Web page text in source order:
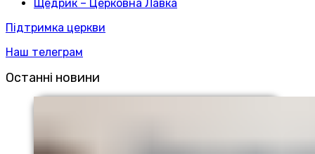
Щедрик – Церковна Лавка
Підтримка церкви
Наш телеграм
Останні новини